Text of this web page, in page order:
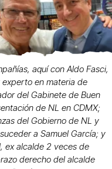
aquí con Aldo Fasci,
experto en materia de
del Gabinete de Buen
de NL en CDMX;
del Gobierno de NL y
a Samuel García; y
ex alcalde 2 veces de
derecho del alcalde